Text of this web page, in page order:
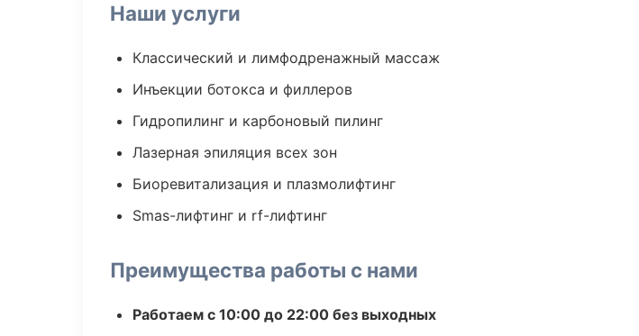
Наши услуги
Классический и лимфодренажный массаж
Инъекции ботокса и филлеров
Гидропилинг и карбоновый пилинг
Лазерная эпиляция всех зон
Биоревитализация и плазмолифтинг
Smas-лифтинг и rf-лифтинг
Преимущества работы с нами
Работаем с 10:00 до 22:00 без выходных